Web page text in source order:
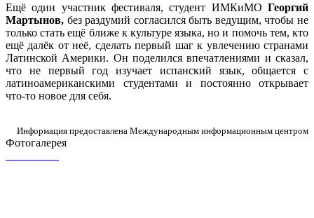
Ещё один участник фестиваля, студент ИМКиМО Георгий
Мартынов, без раздумий согласился быть ведущим, чтобы не
только стать ещё ближе к культуре языка, но и помочь тем, кто
ещё далёк от неё, сделать первый шаг к увлечению странами
Латинской Америки. Он поделился впечатлениями и сказал,
что не первый год изучает испанский язык, общается с
латиноамериканскими студентами и постоянно открывает
что-то новое для себя.
Информация предоставлена Международным информационным центром
Фотогалерея